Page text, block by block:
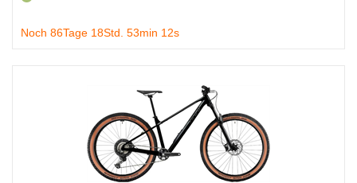
Noch 86Tage 18Std. 53min 11s